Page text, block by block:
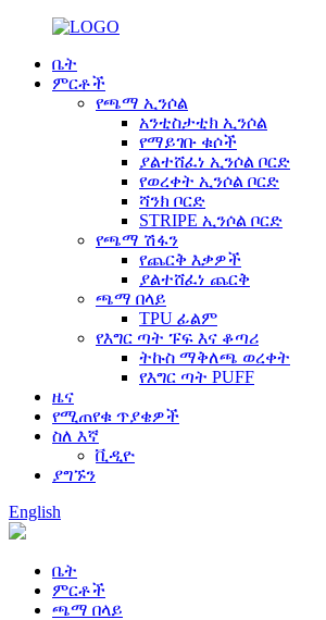
ቤት
ምርቶች
የጫማ ኢንሶል
አንቲስታቲክ ኢንሶል
የማይገቡ ቁሶች
ያልተሸፈነ ኢንሶል ቦርድ
የወረቀት ኢንሶል ቦርድ
ሻንክ ቦርድ
STRIPE ኢንሶል ቦርድ
የጫማ ሽፋን
የጨርቅ እቃዎች
ያልተሸፈነ ጨርቅ
ጫማ በላይ
TPU ፊልም
የእግር ጣት ፑፍ እና ቆጣሪ
ትኩስ ማቅለጫ ወረቀት
የእግር ጣት PUFF
ዜና
የሚጠየቁ ጥያቄዎች
ስለ እኛ
ቪዲዮ
ያግኙን
English
ቤት
ምርቶች
ጫማ በላይ